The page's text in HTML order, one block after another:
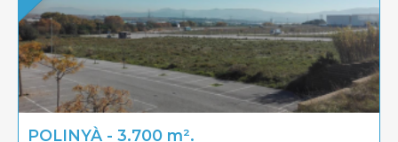
POLINYÀ - 3.700 m².